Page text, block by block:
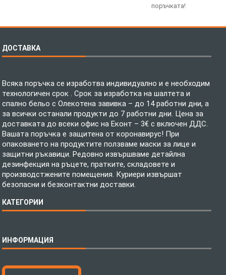
поръчката!
ДОСТАВКА
Всяка поръчка се изработва индивидуално и е необходим
технологичен срок . Срок за изработка на шалтета и
спално бельо с Олекотена завивка – до 14 работни дни, а
за всички останали продукти до 7 работни дни. Цена за
доставката до всеки офис на Еконт – 3€ с включен ДДС.
Вашата поръчка е защитена от коронавирус! При
опаковането на продуктите ползваме маски за лице и
защитни ръкавици. Редовно извършваме детайлна
дезинфекция на ръцете, пратките, складовете и
производстжените помещения. Куриери извършат
безопасни и безконтактни доставки.
КАТЕГОРИИ
Бебешки спални комплекти
Тениски с пълноцветен печат
ИНФОРМАЦИЯ
Технология на печатане